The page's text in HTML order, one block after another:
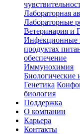
Лабораторная
Лабораторные
Ветеринария и
Инфекционные
продуктах
обеспечение
Иммунохимия
Биологические
Генетика
биология
Поддержка
О компании
Карьера
Контакты